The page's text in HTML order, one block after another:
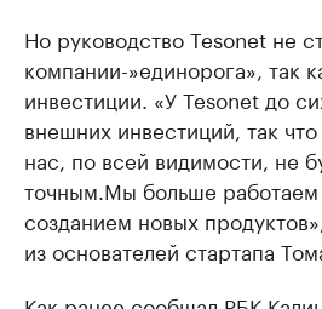
Но руководство Tesonet не
компании-»единорога», так
инвестиции. «У Tesonet до
внешних инвестиций, так что
нас, по всей видимости, не
точным.Мы больше работаем
созданием новых
из основателей стартапа